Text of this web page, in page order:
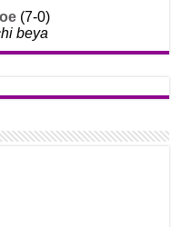
(7-0)
beya